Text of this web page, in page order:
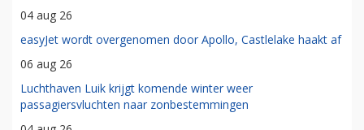
04 aug 26
easyJet wordt overgenomen door Apollo, Castlelake haakt af
06 aug 26
Luchthaven Luik krijgt komende winter weer
passagiersvluchten naar zonbestemmingen